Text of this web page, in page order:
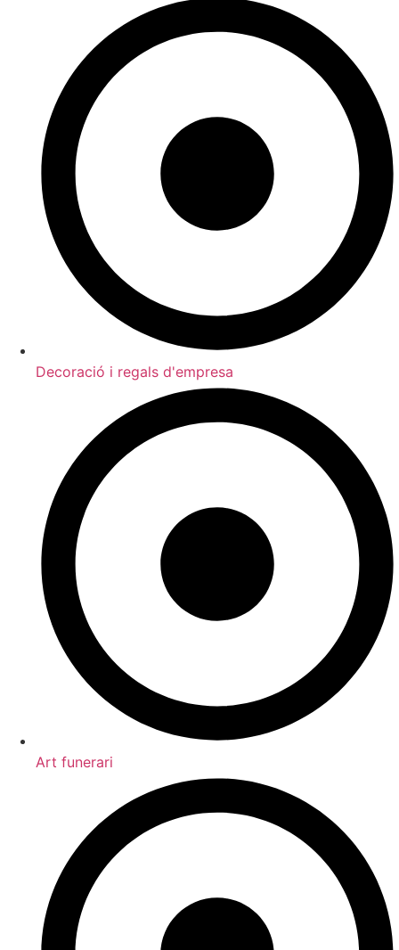
Decoració i regals d'empresa
Art funerari